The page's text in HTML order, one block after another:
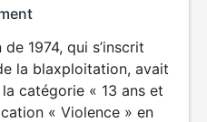
1974, qui s’inscrit
la blaxploitation, avait
catégorie « 13 ans et
« Violence » en